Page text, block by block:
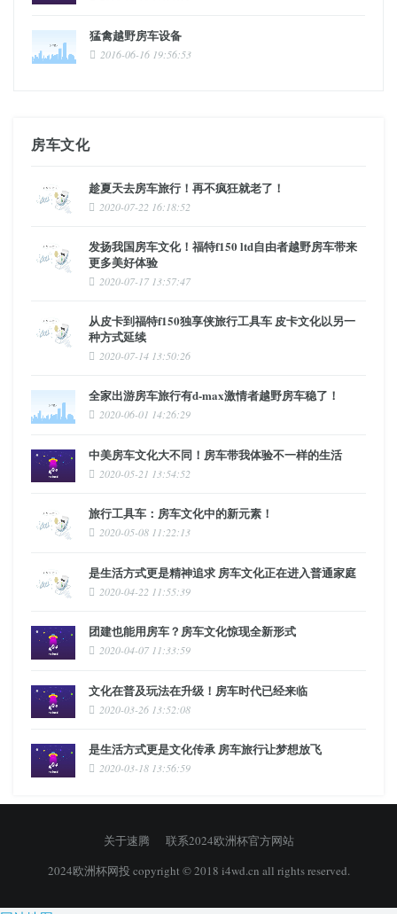
猛禽越野房车设备
2016-06-16 19:56:53
房车文化
趁夏天去房车旅行！再不疯狂就老了！
2020-07-22 16:18:52
发扬我国房车文化！福特f150 ltd自由者越野房车带来
更多美好体验
2020-07-17 13:57:47
从皮卡到福特f150独享侠旅行工具车 皮卡文化以另一
种方式延续
2020-07-14 13:50:26
全家出游房车旅行有d-max激情者越野房车稳了！
2020-06-01 14:26:29
中美房车文化大不同！房车带我体验不一样的生活
2020-05-21 13:54:52
旅行工具车：房车文化中的新元素！
2020-05-08 11:22:13
是生活方式更是精神追求 房车文化正在进入普通家庭
2020-04-22 11:55:39
团建也能用房车？房车文化惊现全新形式
2020-04-07 11:33:59
文化在普及玩法在升级！房车时代已经来临
2020-03-26 13:52:08
是生活方式更是文化传承 房车旅行让梦想放飞
2020-03-18 13:56:59
关于速腾
联系2024欧洲杯官方网站
2024欧洲杯网投 copyright © 2018 i4wd.cn all rights reserved.